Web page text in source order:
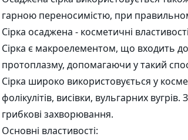
гарною переносимістю, при
Сірка осаджена - косметичні властивості
Сірка є макроелементом, що входить до
протоплазму, допомагаючи у такий
Сірка широко використовується у
фолікулітів, висівки, вульгарних
грибкові захворювання.
Основні властивості: